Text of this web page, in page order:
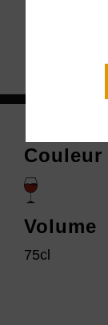
Couleur
Volume
75cl